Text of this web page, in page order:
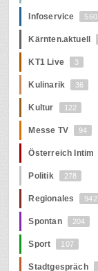
Infoservice 560
Kärnten.aktuell
KT1 Live 3
Kulinarik 36
Kultur 122
Messe TV 94
Österreich Intim
Politik 278
Regionales 942
Spontan 204
Sport 107
Stadtgespräch